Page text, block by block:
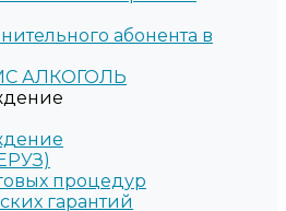
абонента в
АЛКОГОЛЬ
процедур
гарантий